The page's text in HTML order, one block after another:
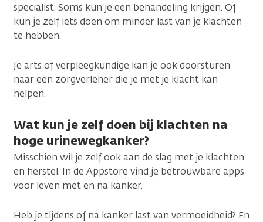
specialist. Soms kun je een behandeling krijgen. Of
kun je zelf iets doen om minder last van je klachten
te hebben.
Je arts of verpleegkundige kan je ook doorsturen
naar een zorgverlener die je met je klacht kan
helpen.
Wat kun je zelf doen bij klachten na
hoge urinewegkanker?
Misschien wil je zelf ook aan de slag met je klachten
en herstel. In de Appstore vind je betrouwbare apps
voor leven met en na kanker.
Heb je tijdens of na kanker last van vermoeidheid? En